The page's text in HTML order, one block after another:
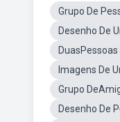
Grupo De
Desenho De
Imagens De
Grupo
Desenho De